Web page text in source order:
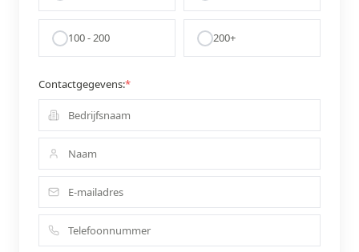
100 - 200 200+
Contactgegevens:*